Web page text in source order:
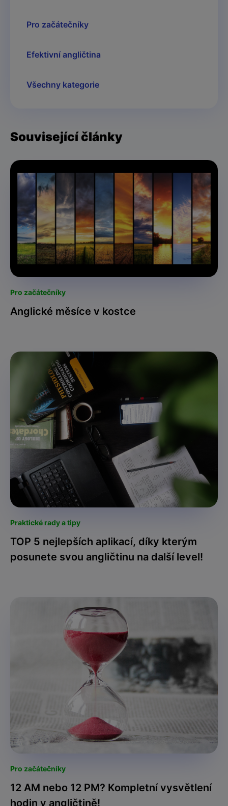
Pro začátečníky
Efektivní angličtina
Všechny kategorie
Související články
Pro začátečníky
Anglické měsíce v kostce
Praktické rady a tipy
TOP 5 nejlepších aplikací, díky kterým
posunete svou angličtinu na další level!
Pro začátečníky
12 AM nebo 12 PM? Kompletní vysvětlení
hodin v angličtině!